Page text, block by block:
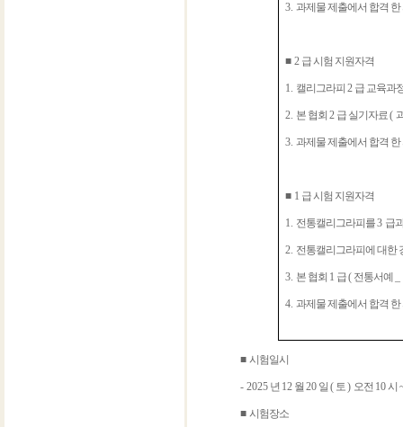
3. 과제물 제출에서 합격 한
■ 2 급 시험 지원자격
1. 캘리그라피 2 급 교육과
2. 본 협회 2 급 실기자료(
3. 과제물 제출에서 합격 한
■ 1 급 시험 지원자격
1. 전통캘리그라피를3 급
2. 전통캘리그라피에 대한
3. 본 협회 1 급( 전통서예
4. 과제물 제출에서 합격 한
■ 시험일시
- 2025 년 12 월 20 일 ( 토) 오전 10시
■ 시험장소